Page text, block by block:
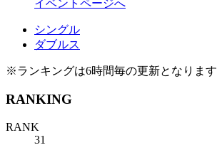
イベントページへ
シングル
ダブルス
※ランキングは6時間毎の更新となります
RANKING
RANK
31